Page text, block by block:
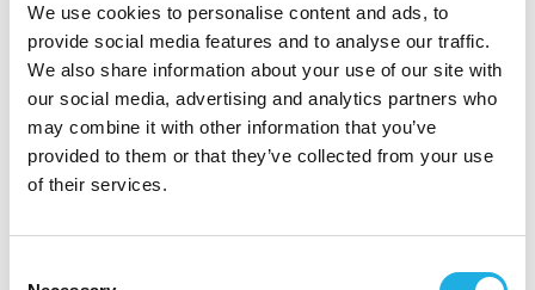
We use cookies to personalise content and ads, to
provide social media features and to analyse our traffic.
We also share information about your use of our site with
our social media, advertising and analytics partners who
may combine it with other information that you’ve
provided to them or that they’ve collected from your use
of their services.
Human Resources ved Anne Marit Heber
Nærby på 924 49 114 eller Henrik Sandberg
på 481 76 008. Søknad med CV sendes snarest
og senest innen dato? via søkeknappen.
I henhold til GDPR ber vi deg ikke sende CV og
fortløpende.